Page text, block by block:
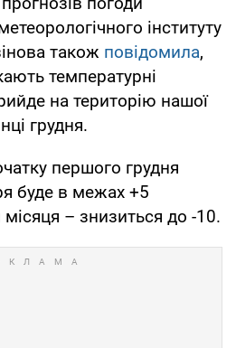
інституту
також повідомила,
температурні
на територію нашої
грудня.
першого грудня
буде в межах +5
місяця – знизиться до -10.